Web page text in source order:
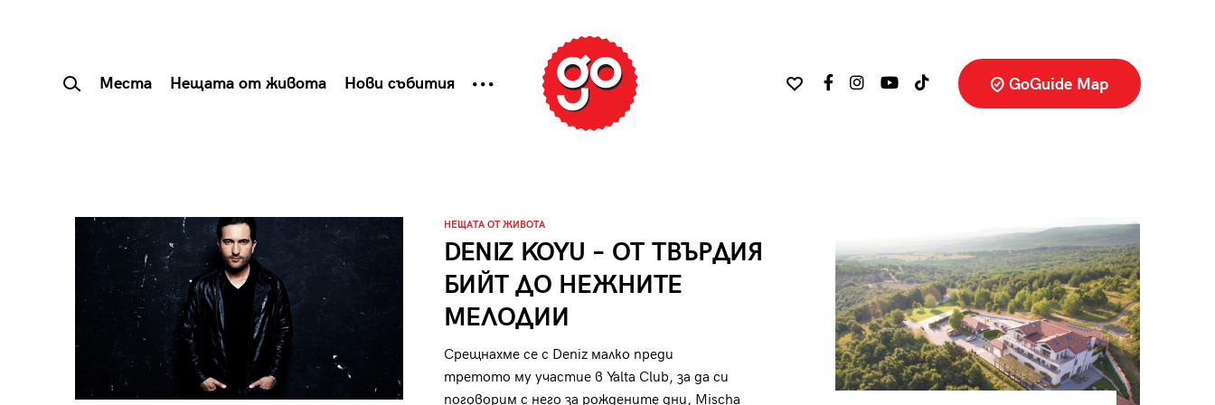
Места Нещата от живота Нови събития GoGuide Map
НЕЩАТА ОТ ЖИВОТА
DENIZ KOYU – ОТ ТВЪРДИЯ
БИЙТ ДО НЕЖНИТЕ
МЕЛОДИИ
Срещнахме се с Deniz малко преди
третото му участие в Yalta Club, за да си
поговорим с него за рождените дни, Mischa